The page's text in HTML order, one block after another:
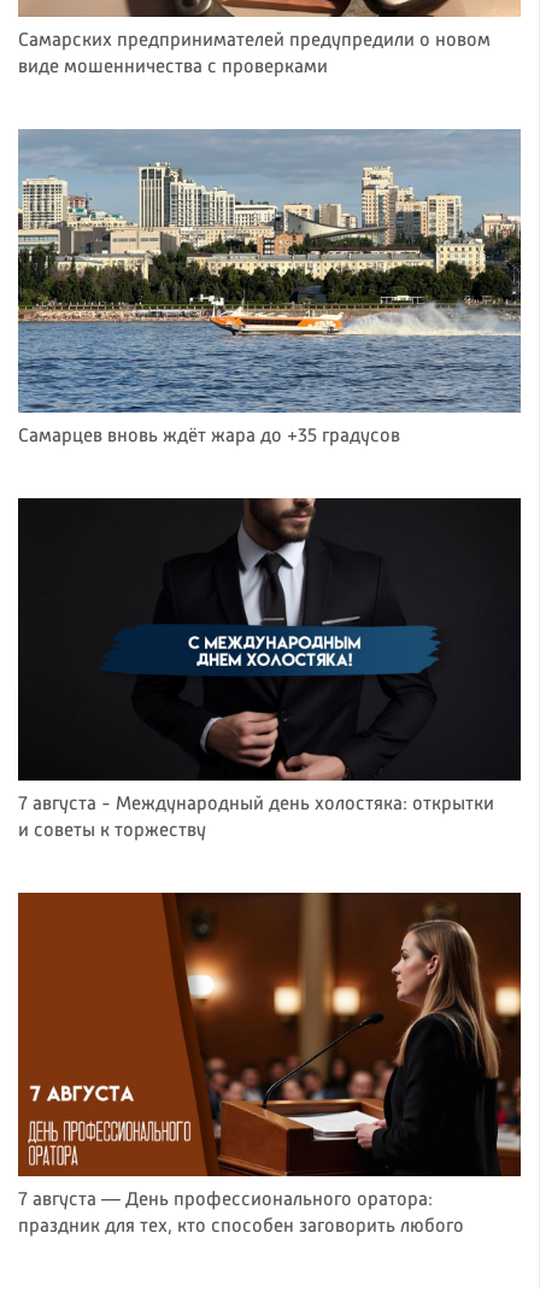
Самарских предпринимателей предупредили о новом
виде мошенничества с проверками
Самарцев вновь ждёт жара до +35 градусов
7 августа - Международный день холостяка: открытки
и советы к торжеству
7 августа — День профессионального оратора:
праздник для тех, кто способен заговорить любого